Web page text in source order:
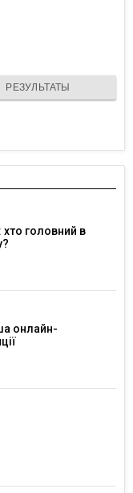
РЕЗУЛЬТАТЫ
головний в
онлайн-